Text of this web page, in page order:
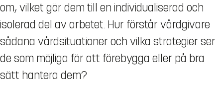
om, vilket gör dem till en individualiserad och
isolerad del av arbetet. Hur förstår vårdgivare
sådana vårdsituationer och vilka strategier ser
de som möjliga för att förebygga eller på bra
sätt hantera dem?